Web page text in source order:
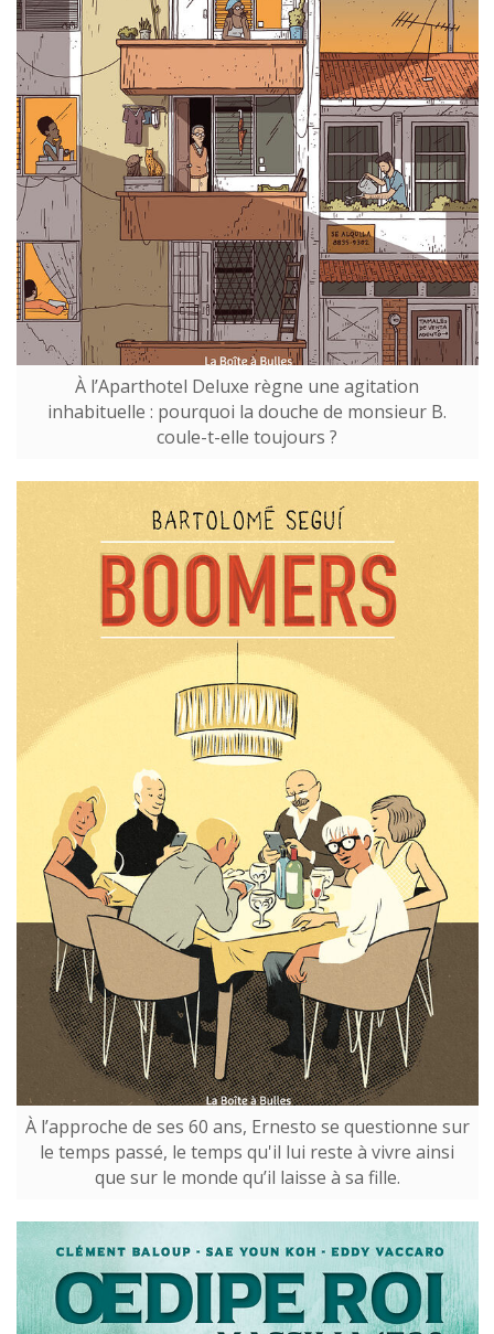
À l’Aparthotel Deluxe règne une agitation
inhabituelle : pourquoi la douche de monsieur B.
coule-t-elle toujours ?
À l’approche de ses 60 ans, Ernesto se questionne sur
le temps passé, le temps qu'il lui reste à vivre ainsi
que sur le monde qu’il laisse à sa fille.